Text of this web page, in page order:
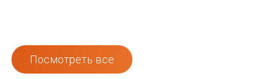
Посмотреть все